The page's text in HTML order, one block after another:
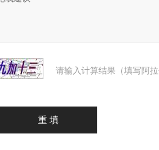
请输入计算结果（填写阿